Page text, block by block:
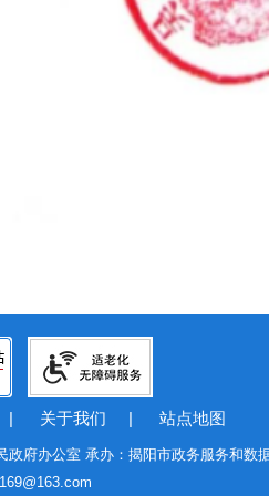
| 关于我们 | 站点地图
府办公室 承办：揭阳市政务服务和数